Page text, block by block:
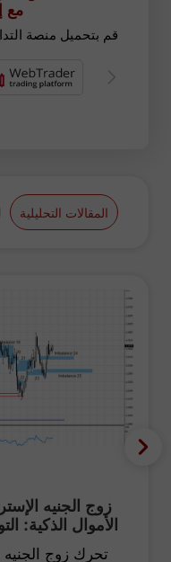
مع
قم بتحميل منصة التداول
المقالات التحليلية
زوج الجنيه
الأموال الذكية:
تحرك زوج الجنيه